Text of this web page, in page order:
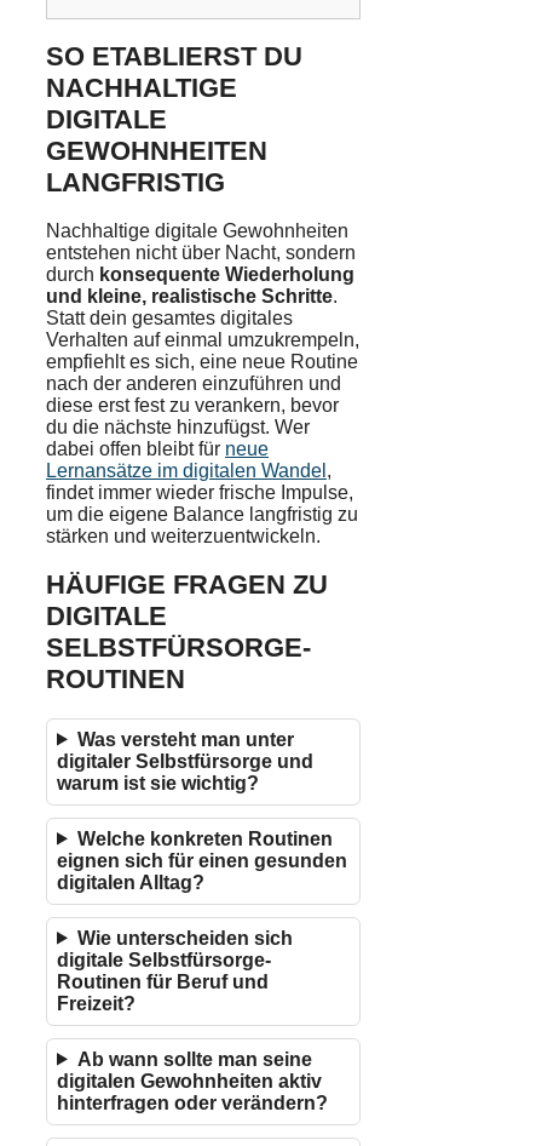
SO ETABLIERST DU
NACHHALTIGE
DIGITALE
GEWOHNHEITEN
LANGFRISTIG
Nachhaltige digitale Gewohnheiten
entstehen nicht über Nacht, sondern
durch konsequente Wiederholung
und kleine, realistische Schritte.
Statt dein gesamtes digitales
Verhalten auf einmal umzukrempeln,
empfiehlt es sich, eine neue Routine
nach der anderen einzuführen und
diese erst fest zu verankern, bevor
du die nächste hinzufügst. Wer
dabei offen bleibt für neue
Lernansätze im digitalen Wandel ,
findet immer wieder frische Impulse,
um die eigene Balance langfristig zu
stärken und weiterzuentwickeln.
HÄUFIGE FRAGEN ZU
DIGITALE
SELBSTFÜRSORGE-
ROUTINEN
Was versteht man unter
digitaler Selbstfürsorge und
warum ist sie wichtig?
Welche konkreten Routinen
eignen sich für einen gesunden
digitalen Alltag?
Wie unterscheiden sich
digitale Selbstfürsorge-
Routinen für Beruf und
Freizeit?
Ab wann sollte man seine
digitalen Gewohnheiten aktiv
hinterfragen oder verändern?